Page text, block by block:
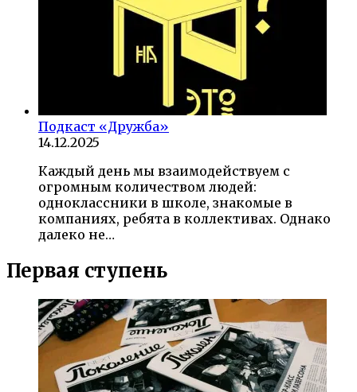
Подкаст «Дружба»
14.12.2025
Каждый день мы взаимодействуем с
огромным количеством людей:
одноклассники в школе, знакомые в
компаниях, ребята в коллективах. Однако
далеко не…
Первая ступень